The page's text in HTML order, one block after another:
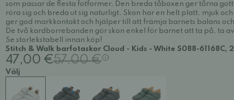
som passar de flesta fotformer. Den breda tåboxen ger tårna
röra sig och breda ut sig naturligt. Skon har en helt platt, mjuk
ger god markkontakt och hjälper till att främja barnets balans
De två kardborrebanden gör skon enkel för barnet att ta på, ta av
Se storlekstabell innan köp!
Stitch & Walk barfotaskor Cloud - Kids - White S088-61168C,
47,00 €57,00 €
Välj